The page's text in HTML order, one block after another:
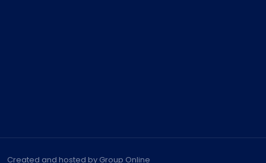
Created and hosted by Group Online